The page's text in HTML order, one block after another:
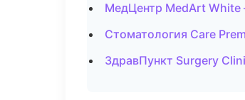
МедЦентр MedArt
Стоматология Care
ЗдравПункт Surgery